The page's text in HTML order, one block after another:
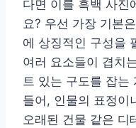
다면 이를 흑백 사진
요? 우선 가장 기본
에 상징적인 구성을
여러 요소들이 겹치
트 있는 구도를 잡는
들어, 인물의 표정이
오래된 건물 같은 디